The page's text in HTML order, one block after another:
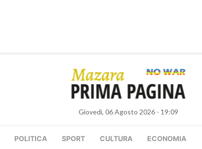
Giovedì, 06 Agosto 2026 - 19:09
POLITICA SPORT CULTURA ECONOMIA